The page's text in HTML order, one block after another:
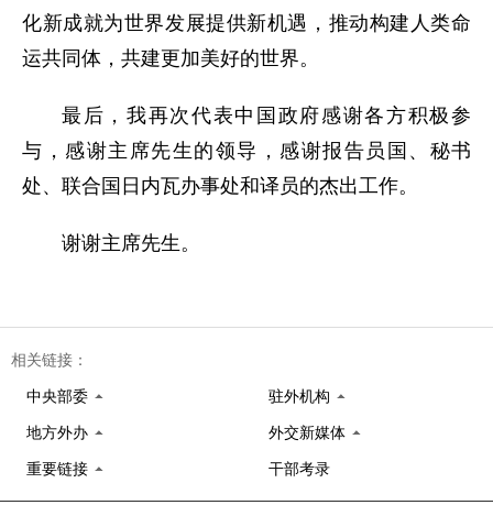
化新成就为世界发展提供新机遇，推动构建人类命
运共同体，共建更加美好的世界。
最后，我再次代表中国政府感谢各方积极参
与，感谢主席先生的领导，感谢报告员国、秘书
处、联合国日内瓦办事处和译员的杰出工作。
谢谢主席先生。
相关链接：
中央部委 驻外机构
地方外办 外交新媒体
重要链接 干部考录